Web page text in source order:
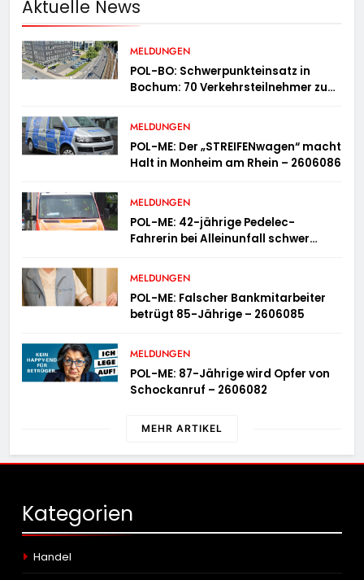
Aktuelle News
MELDUNGEN
POL-BO: Schwerpunkteinsatz in
Bochum: 70 Verkehrsteilnehmer zu
MELDUNGEN
POL-ME: Der „STREIFENwagen“ macht
Halt in Monheim am Rhein – 2606086
MELDUNGEN
POL-ME: 42-jährige Pedelec-
Fahrerin bei Alleinunfall schwer
MELDUNGEN
POL-ME: Falscher Bankmitarbeiter
betrügt 85-Jährige – 2606085
MELDUNGEN
POL-ME: 87-Jährige wird Opfer von
Schockanruf – 2606082
MEHR ARTIKEL
Kategorien
Handel